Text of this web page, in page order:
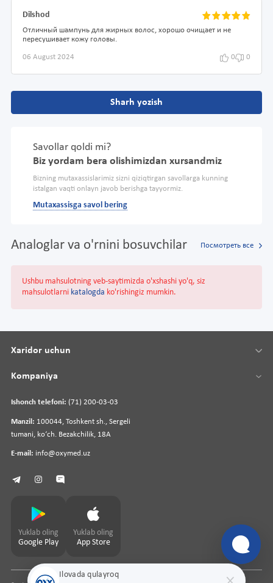
Dilshod
Отличный шампунь для жирных волос, хорошо очищает и не
пересушивает кожу головы.
06 August 2024 0 0
Sharh yozish
Savollar qoldi mi?
Biz yordam bera olishimizdan xursandmiz
Bizning mutaxassislarimiz sizni qiziqtirgan savollarga kunning
istalgan vaqti onlayn javob berishga tayyormiz.
Mutaxassisga savol bering
Analoglar va o'rnini bosuvchilar Посмотреть все
Ushbu mahsulotning veb-saytimizda o'xshashi yo'q, siz
mahsulotlarni katalogda ko'rishingiz mumkin.
Ilovada qulayroq
Ishonch telefoni: (71) 200-03-03
Manzil: 100044, Toshkent sh., Sergeli
tumani, koʻch. Bezakchilik, 18A
E-mail: info@oxymed.uz
Xaridor uchun
Kompaniya
Yuklab oling
Google Play
Yuklab oling
App Store